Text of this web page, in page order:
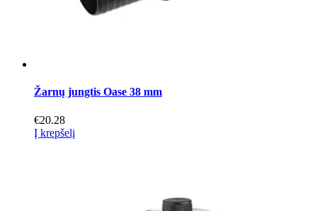
Žarnų jungtis Oase 38 mm
€20.28
Į krepšelį